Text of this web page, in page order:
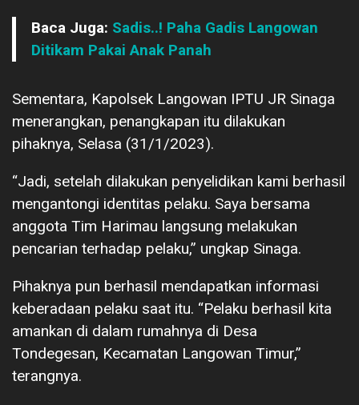
Baca Juga: Sadis..! Paha Gadis Langowan
Ditikam Pakai Anak Panah
Sementara, Kapolsek Langowan IPTU JR Sinaga
menerangkan, penangkapan itu dilakukan
pihaknya, Selasa (31/1/2023).
“Jadi, setelah dilakukan penyelidikan kami berhasil
mengantongi identitas pelaku. Saya bersama
anggota Tim Harimau langsung melakukan
pencarian terhadap pelaku,” ungkap Sinaga.
Pihaknya pun berhasil mendapatkan informasi
keberadaan pelaku saat itu. “Pelaku berhasil kita
amankan di dalam rumahnya di Desa
Tondegesan, Kecamatan Langowan Timur,”
terangnya.